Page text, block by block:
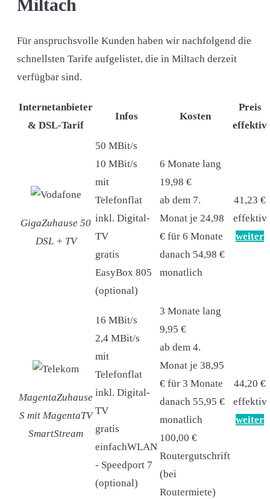
Miltach
Für anspruchsvolle Kunden haben wir nachfolgend die
schnellsten Tarife aufgelistet, die in Miltach derzeit
verfügbar sind.
Internetanbieter
& DSL-Tarif
Infos Kosten
Preis
effektiv
GigaZuhause 50
DSL + TV
50 MBit/s
10 MBit/s
mit
Telefonflat
inkl. Digital-
TV
gratis
EasyBox 805
(optional)
6 Monate lang
19,98 €
ab dem 7.
Monat je 24,98
€ für 6 Monate
danach 54,98 €
monatlich
41,23 €
effektiv
weiter
MagentaZuhause
S mit MagentaTV
SmartStream
16 MBit/s
2,4 MBit/s
mit
Telefonflat
inkl. Digital-
TV
gratis
einfachWLAN
- Speedport 7
(optional)
3 Monate lang
9,95 €
ab dem 4.
Monat je 38,95
€ für 3 Monate
danach 55,95 €
monatlich
100,00 €
Routergutschrift
(bei
Routermiete)
44,20 €
effektiv
weiter